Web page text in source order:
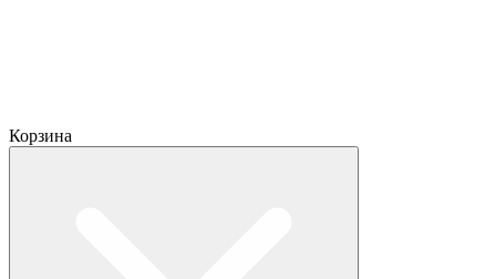
Корзина